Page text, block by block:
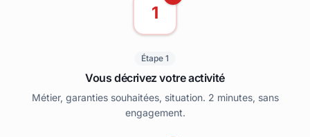
1
Étape 1
Vous décrivez votre activité
Métier, garanties souhaitées, situation. 2 minutes, sans
engagement.